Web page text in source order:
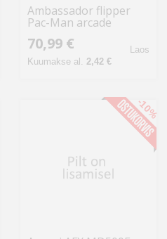
Ambassador flipper
Pac-Man arcade
70,99 €
Kuumakse al. 2,42 €
Laos
-10%